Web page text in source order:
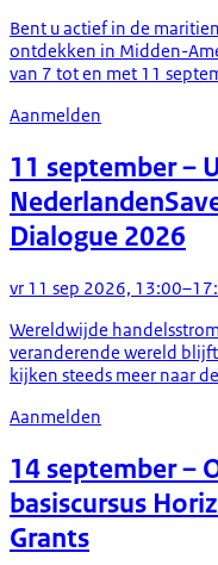
Bent u actief in de
ontdekken in Midden-
van 7 tot en met 11
Aanmelden
11 september–
Nederlanden
Dialogue 2026
vr 11 sep 2026,
Wereldwijde
veranderende wereld
kijken steeds meer naar
Aanmelden
14 september–
basiscursus
Grants